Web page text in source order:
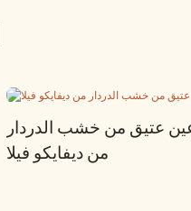
عتيق من خشب الدردار
من ديفايكو فيلا